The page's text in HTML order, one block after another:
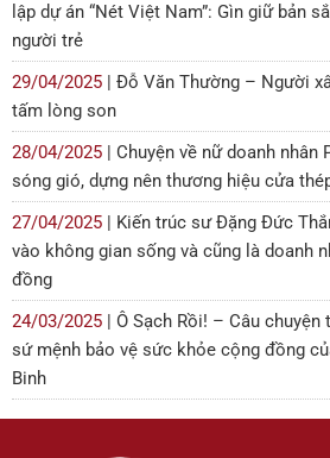
lập dự án “Nét Việt Nam”: Gìn giữ bản
người trẻ
29/04/2025 | Đỗ Văn Thường – Người
tấm lòng son
28/04/2025 | Chuyện về nữ doanh nhân
sóng gió, dựng nên thương hiệu cửa
27/04/2025 | Kiến trúc sư Đặng Đức
vào không gian sống và cũng là doanh
đồng
24/03/2025 | Ô Sạch Rồi! – Câu chuyện
sứ mệnh bảo vệ sức khỏe cộng đồng
Binh